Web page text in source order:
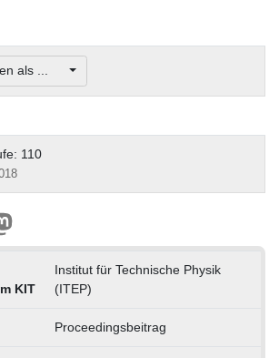
als ...
110
KIT
Institut für Technische Physik
(ITEP)
Proceedingsbeitrag